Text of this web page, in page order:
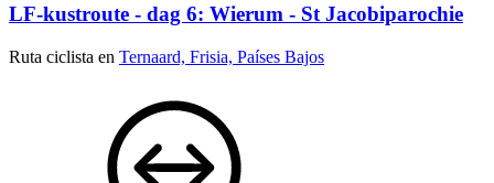
LF-kustroute - dag 6: Wierum - St Jacobiparochie
Ruta ciclista en Ternaard, Frisia, Países Bajos